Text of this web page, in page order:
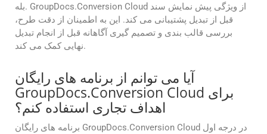
بله. GroupDocs.Conversion Cloud از ویژگی پیش نمایش سند
قبل از تبدیل پشتیبانی می کند. این به اطمینان از دقت طرح،
بررسی قالب بندی و تصمیم گیری آگاهانه قبل از انجام تبدیل
نهایی کمک می کند.
آیا می توانم از برنامه های رایگان
GroupDocs.Conversion Cloud برای
اهداف تجاری استفاده کنم؟
برنامه های رایگان GroupDocs.Conversion Cloud در درجه اول